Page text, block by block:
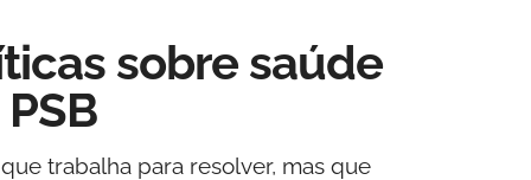
sobre saúde
trabalha para resolver, mas que